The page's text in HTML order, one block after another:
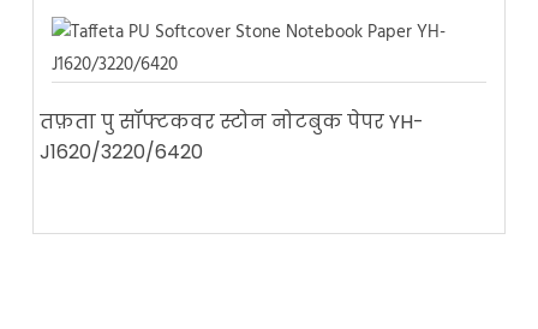
तफ़ता पु सॉफ्टकवर स्टोन नोटबुक पेपर YH-
J1620/3220/6420